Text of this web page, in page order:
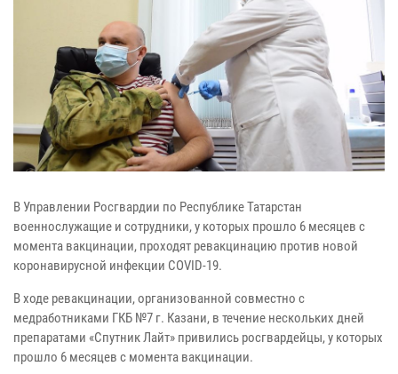
В Управлении Росгвардии по Республике Татарстан
военнослужащие и сотрудники, у которых прошло 6 месяцев с
момента вакцинации, проходят ревакцинацию против новой
коронавирусной инфекции COVID-19.
В ходе ревакцинации, организованной совместно с
медработниками ГКБ №7 г. Казани, в течение нескольких дней
препаратами «Спутник Лайт» привились росгвардейцы, у которых
прошло 6 месяцев с момента вакцинации.